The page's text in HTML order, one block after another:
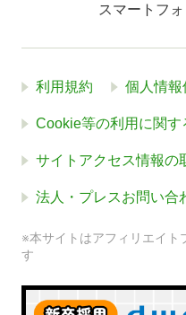
スマートフ
利用規約 個人情報
Cookie等の利用に関す
サイトアクセス情報の
法人・プレスお問い合
※本サイトはアフィリエイト
す